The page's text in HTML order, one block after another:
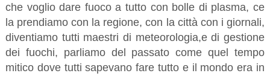
che voglio dare fuoco a tutto con bolle di plasma, ce
la prendiamo con la regione, con la città con i giornali,
diventiamo tutti maestri di meteorologia,e di gestione
dei fuochi, parliamo del passato come quel tempo
mitico dove tutti sapevano fare tutto e il mondo era in